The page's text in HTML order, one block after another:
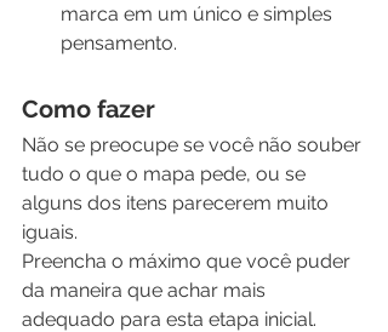
marca em um único e simples
pensamento.
Como fazer
Não se preocupe se você não souber
tudo o que o mapa pede, ou se
alguns dos itens parecerem muito
iguais.
Preencha o máximo que você puder
da maneira que achar mais
adequado para esta etapa inicial.